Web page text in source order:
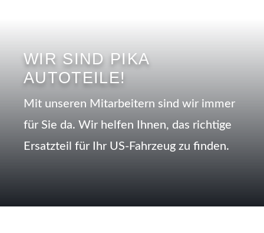
WIR SIND PIKA
AUTOTEILE!
Mit unseren Mitarbeitern sind wir immer
für Sie da. Wir helfen Ihnen, das richtige
Ersatzteil für Ihr US-Fahrzeug zu finden.